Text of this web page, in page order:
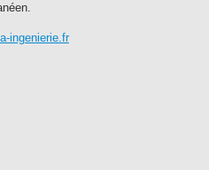
ingenierie.fr